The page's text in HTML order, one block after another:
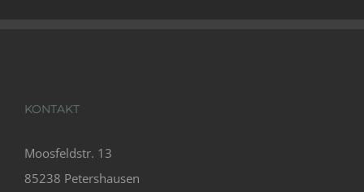
KONTAKT
Moosfeldstr. 13
85238 Petershausen